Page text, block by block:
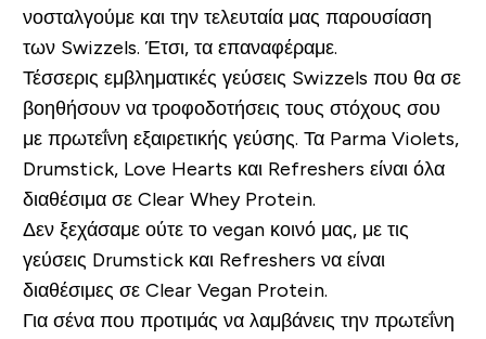
νοσταλγούμε και την τελευταία μας παρουσίαση
των Swizzels. Έτσι, τα επαναφέραμε.
Τέσσερις εμβληματικές γεύσεις Swizzels που θα σε
βοηθήσουν να τροφοδοτήσεις τους στόχους σου
με πρωτεΐνη εξαιρετικής γεύσης. Τα Parma Violets,
Drumstick, Love Hearts και Refreshers είναι όλα
διαθέσιμα σε Clear Whey Protein.
Δεν ξεχάσαμε ούτε το vegan κοινό μας, με τις
γεύσεις Drumstick και Refreshers να είναι
διαθέσιμες σε Clear Vegan Protein.
Για σένα που προτιμάς να λαμβάνεις την πρωτεΐνη